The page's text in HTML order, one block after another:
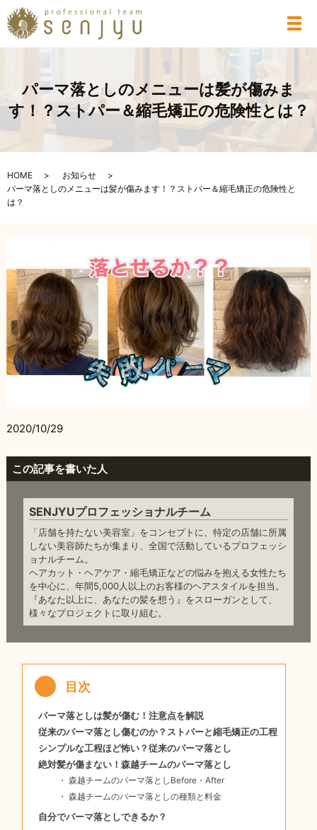
メ
パーマ落としのメニューは髪が傷みま
す！？ストパー＆縮毛矯正の危険性とは？
HOME
お知らせ
パーマ落としのメニューは髪が傷みます！？ストパー＆縮毛矯正の危険性と
は？
2020/10/29
この記事を書いた人
SENJYUプロフェッショナルチーム
「店舗を持たない美容室」をコンセプトに、特定の店舗に所属
しない美容師たちが集まり、全国で活動しているプロフェッシ
ョナルチーム。
ヘアカット・ヘアケア・縮毛矯正などの悩みを抱える女性たち
を中心に、年間5,000人以上のお客様のヘアスタイルを担当。
『あなた以上に、あなたの髪を想う』をスローガンとして、
様々なプロジェクトに取り組む。
パーマ落としは髪が傷む！注意点を解説
従来のパーマ落とし傷むのか？ストパーと縮毛矯正の工程
シンプルな工程ほど怖い？従来のパーマ落とし
絶対髪が傷まない！森越チームのパーマ落とし
森越チームのパーマ落としBefore・After
森越チームのパーマ落としの種類と料金
自分でパーマ落としできるか？